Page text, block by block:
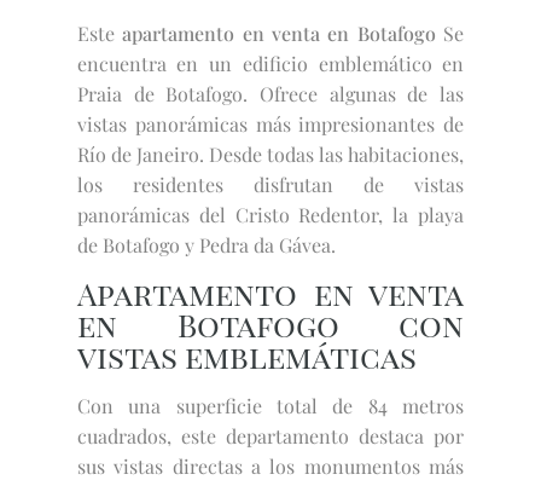
Esteapartamento en venta en Botafogo Se
encuentra en un edificio emblemático en
Praia de Botafogo. Ofrece algunas de las
vistas panorámicas más impresionantes de
Río de Janeiro. Desde todas las habitaciones,
los residentes disfrutan de vistas
panorámicas del Cristo Redentor, la playa
de Botafogo y Pedra da Gávea.
Apartamento en venta
en Botafogo con
vistas emblemáticas
Con una superficie total de 84 metros
cuadrados, este departamento destaca por
sus vistas directas a los monumentos más